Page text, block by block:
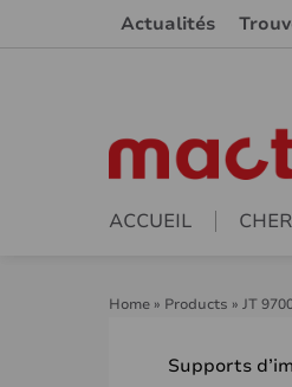
Actualités
ACCUEIL
Home » Products » JT
Supports